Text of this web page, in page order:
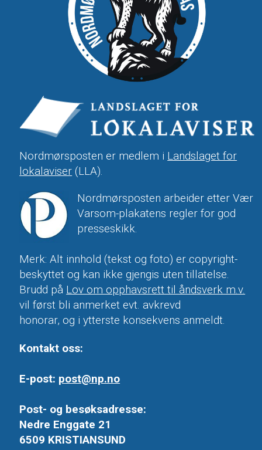
Nordmørsposten er medlem i Landslaget for
lokalaviser (LLA).
Nordmørsposten arbeider etter Vær
Varsom-plakatens regler for god
presseskikk.
Merk: Alt innhold (tekst og foto) er copyright-
beskyttet og kan ikke gjengis uten tillatelse.
Brudd på Lov om opphavsrett til åndsverk m.v.
vil først bli anmerket evt. avkrevd
honorar, og i ytterste konsekvens anmeldt.
Kontakt oss:
E-post: post@np.no
Post- og besøksadresse:
Nedre Enggate 21
6509 KRISTIANSUND